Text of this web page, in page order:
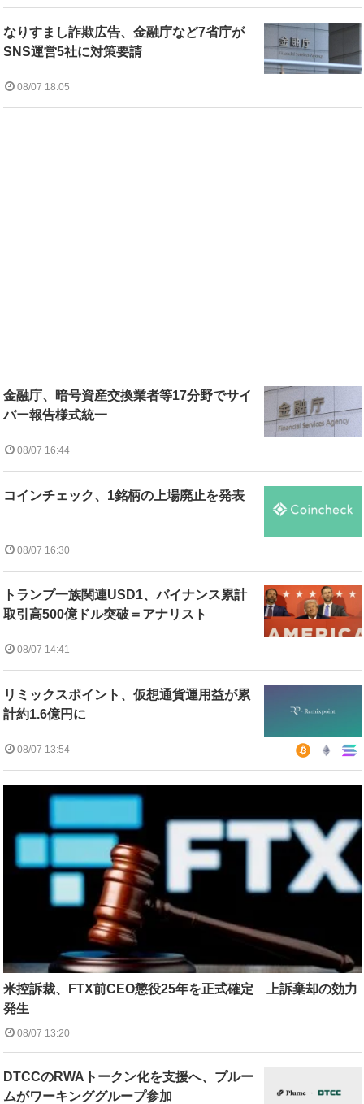
なりすまし詐欺広告、金融庁など7省庁が
SNS運営5社に対策要請
08/07 18:05
金融庁、暗号資産交換業者等17分野でサイ
バー報告様式統一
08/07 16:44
コインチェック、1銘柄の上場廃止を発表
08/07 16:30
トランプ一族関連USD1、バイナンス累計
取引高500億ドル突破＝アナリスト
08/07 14:41
リミックスポイント、仮想通貨運用益が累
計約1.6億円に
08/07 13:54
米控訴裁、FTX前CEO懲役25年を正式確定 上訴棄却の効力
発生
08/07 13:20
DTCCのRWAトークン化を支援へ、プルー
ムがワーキンググループ参加